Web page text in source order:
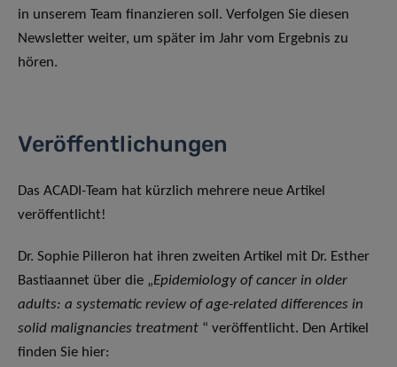
in unserem Team finanzieren soll. Verfolgen Sie diesen
Newsletter weiter, um später im Jahr vom Ergebnis zu
hören.
Veröffentlichungen
Das ACADI-Team hat kürzlich mehrere neue Artikel
veröffentlicht!
Dr. Sophie Pilleron hat ihren zweiten Artikel mit Dr. Esther
Bastiaannet über die „Epidemiology of cancer in older
adults: a systematic review of age-related differences in
solid malignancies treatment “ veröffentlicht. Den Artikel
finden Sie hier: